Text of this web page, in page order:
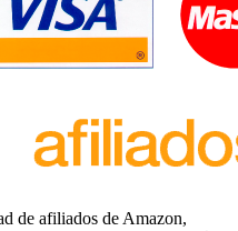
de afiliados de Amazon,